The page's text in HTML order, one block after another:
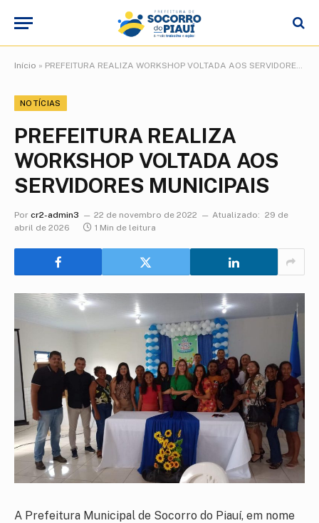
Início » PREFEITURA REALIZA WORKSHOP VOLTADA AOS SERVIDORES MUNICIPAIS
NOTÍCIAS
PREFEITURA REALIZA
WORKSHOP VOLTADA AOS
SERVIDORES MUNICIPAIS
Por cr2-admin3 22 de novembro de 2022 Atualizado: 29 de
abril de 2026
1 Min de leitura
A Prefeitura Municipal de Socorro do Piauí, em nome